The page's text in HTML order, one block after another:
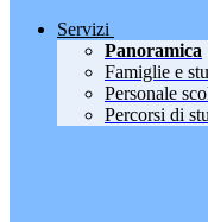
Servizi
Panoramica
Famiglie e
Personale
Percorsi di